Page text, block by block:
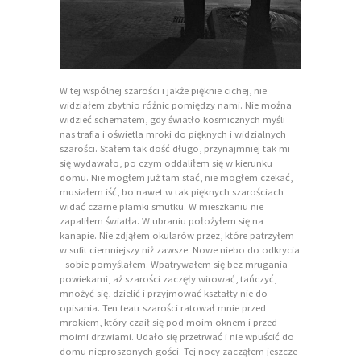
W tej wspólnej szarości i jakże pięknie cichej, nie
widziałem zbytnio różnic pomiędzy nami. Nie można
widzieć schematem, gdy światło kosmicznych myśli
nas trafia i oświetla mroki do pięknych i widzialnych
szarości. Stałem tak dość długo, przynajmniej tak mi
się wydawało, po czym oddaliłem się w kierunku
domu. Nie mogłem już tam stać, nie mogłem czekać,
musiałem iść, bo nawet w tak pięknych szarościach
widać czarne plamki smutku. W mieszkaniu nie
zapaliłem światła. W ubraniu położyłem się na
kanapie. Nie zdjąłem okularów przez, które patrzyłem
w sufit ciemniejszy niż zawsze. Nowe niebo do odkrycia
- sobie pomyślałem. Wpatrywałem się bez mrugania
powiekami, aż szarości zaczęły wirować, tańczyć,
mnożyć się, dzielić i przyjmować kształty nie do
opisania. Ten teatr szarości ratował mnie przed
mrokiem, który czaił się pod moim oknem i przed
moimi drzwiami. Udało się przetrwać i nie wpuścić do
domu nieproszonych gości. Tej nocy zacząłem jeszcze